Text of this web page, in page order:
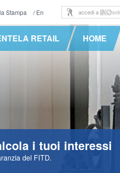
Stampa / En accedi a
RETAIL HOME
i tuoi interessi
del FITD.